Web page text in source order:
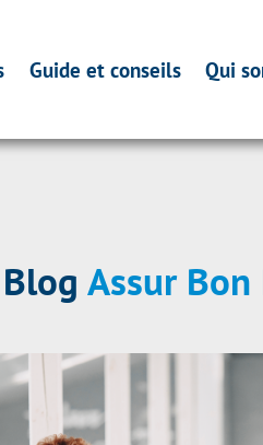
Guide et conseils Qui
Blog Assur Bon